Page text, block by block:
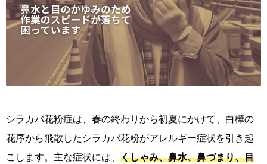
シラカバ花粉症は、春の終わりから初夏にかけて、白樺の
花序から飛散したシラカバ花粉がアレルギー症状を引き起
こします。主な症状には、 くしゃみ、鼻水、鼻づまり、目